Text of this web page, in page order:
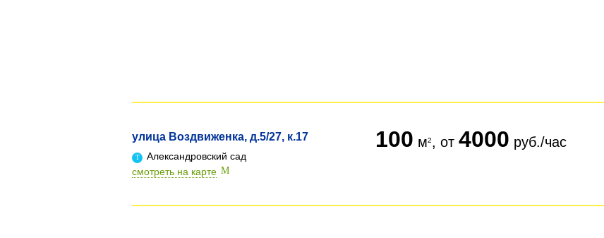
улица Воздвиженка, д.5/27, к.17
Александровский сад
смотреть на карте
100 м , от4000 руб./час